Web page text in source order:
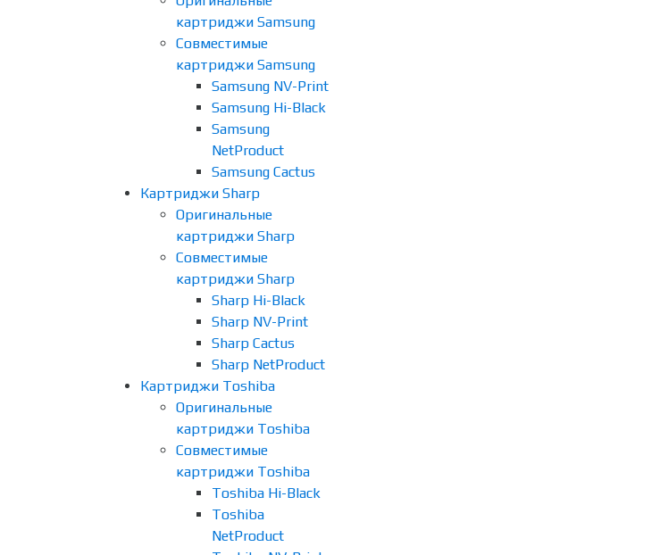
картриджи Samsung
Совместимые
картриджи Samsung
Samsung NV-Print
Samsung Hi-Black
Samsung
NetProduct
Samsung Cactus
Картриджи Sharp
Оригинальные
картриджи Sharp
Совместимые
картриджи Sharp
Sharp Hi-Black
Sharp NV-Print
Sharp Cactus
Sharp NetProduct
Картриджи Toshiba
Оригинальные
картриджи Toshiba
Совместимые
картриджи Toshiba
Toshiba Hi-Black
Toshiba
NetProduct